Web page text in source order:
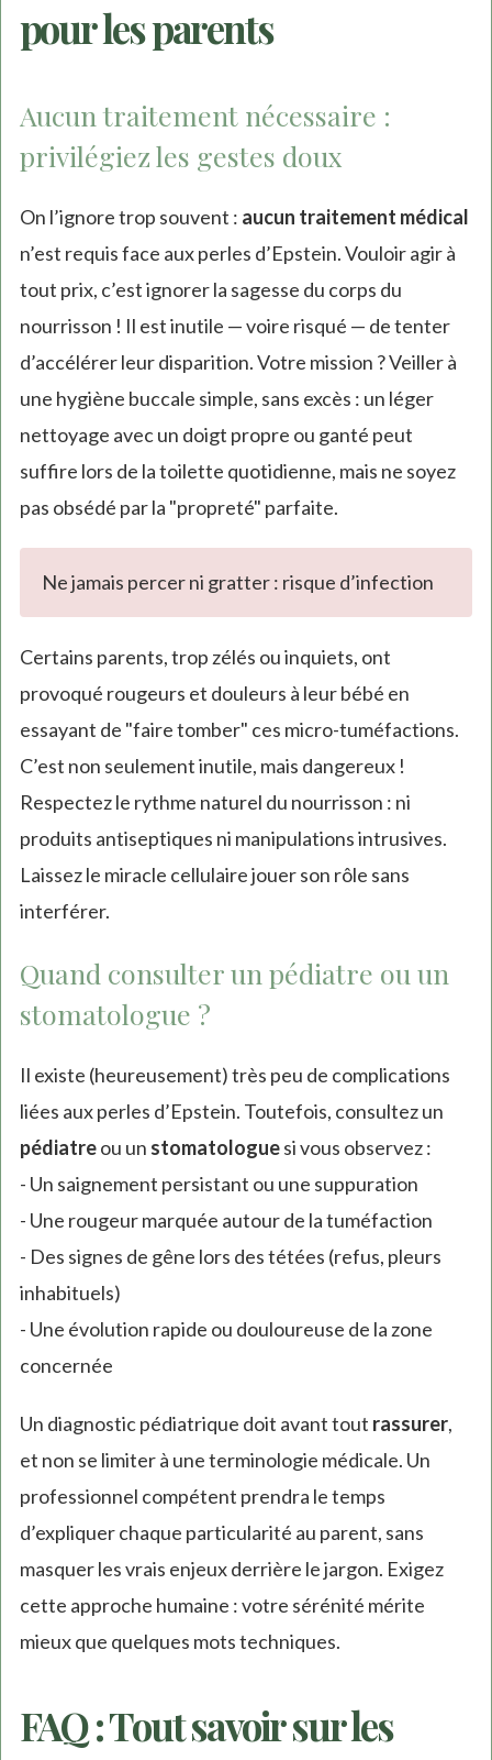
pour les parents
Aucun traitement nécessaire :
privilégiez les gestes doux
On l’ignore trop souvent : aucun traitement médical
n’est requis face aux perles d’Epstein. Vouloir agir à
tout prix, c’est ignorer la sagesse du corps du
nourrisson ! Il est inutile — voire risqué — de tenter
d’accélérer leur disparition. Votre mission ? Veiller à
une hygiène buccale simple, sans excès : un léger
nettoyage avec un doigt propre ou ganté peut
suffire lors de la toilette quotidienne, mais ne soyez
pas obsédé par la "propreté" parfaite.
Ne jamais percer ni gratter : risque d’infection
Certains parents, trop zélés ou inquiets, ont
provoqué rougeurs et douleurs à leur bébé en
essayant de "faire tomber" ces micro-tuméfactions.
C’est non seulement inutile, mais dangereux !
Respectez le rythme naturel du nourrisson : ni
produits antiseptiques ni manipulations intrusives.
Laissez le miracle cellulaire jouer son rôle sans
interférer.
Quand consulter un pédiatre ou un
stomatologue ?
Il existe (heureusement) très peu de complications
liées aux perles d’Epstein. Toutefois, consultez un
pédiatreou un stomatologuesi vous observez :
- Un saignement persistant ou une suppuration
- Une rougeur marquée autour de la tuméfaction
- Des signes de gêne lors des tétées (refus, pleurs
inhabituels)
- Une évolution rapide ou douloureuse de la zone
concernée
Un diagnostic pédiatrique doit avant tout rassurer,
et non se limiter à une terminologie médicale. Un
professionnel compétent prendra le temps
d’expliquer chaque particularité au parent, sans
masquer les vrais enjeux derrière le jargon. Exigez
cette approche humaine : votre sérénité mérite
mieux que quelques mots techniques.
FAQ : Tout savoir sur les